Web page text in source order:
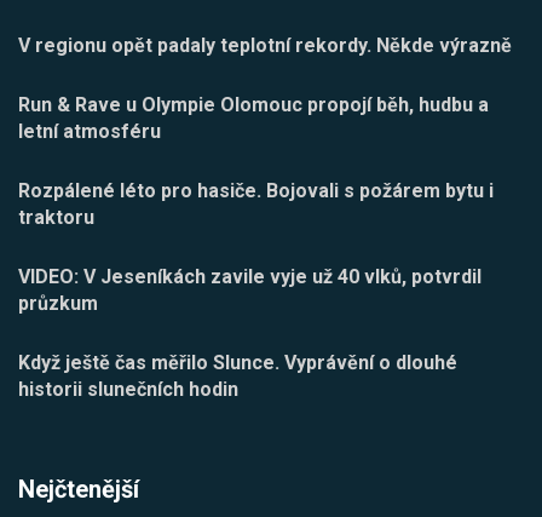
V regionu opět padaly teplotní rekordy. Někde výrazně
Run & Rave u Olympie Olomouc propojí běh, hudbu a
letní atmosféru
Rozpálené léto pro hasiče. Bojovali s požárem bytu i
traktoru
VIDEO: V Jeseníkách zavile vyje už 40 vlků, potvrdil
průzkum
Když ještě čas měřilo Slunce. Vyprávění o dlouhé
historii slunečních hodin
Nejčtenější